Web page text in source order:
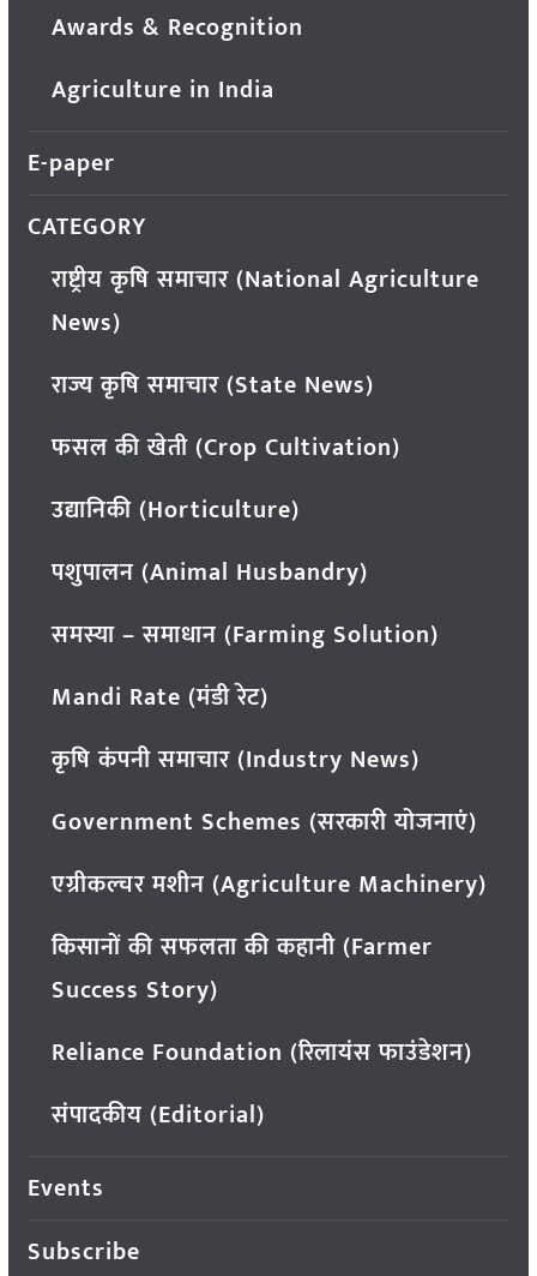
Awards & Recognition
Agriculture in India
E-paper
CATEGORY
राष्ट्रीय कृषि समाचार (National Agriculture
News)
राज्य कृषि समाचार (State News)
फसल की खेती (Crop Cultivation)
उद्यानिकी (Horticulture)
पशुपालन (Animal Husbandry)
समस्या – समाधान (Farming Solution)
Mandi Rate (मंडी रेट)
कृषि कंपनी समाचार (Industry News)
Government Schemes (सरकारी योजनाएं)
एग्रीकल्चर मशीन (Agriculture Machinery)
किसानों की सफलता की कहानी (Farmer
Success Story)
Reliance Foundation (रिलायंस फाउंडेशन)
संपादकीय (Editorial)
Events
Subscribe